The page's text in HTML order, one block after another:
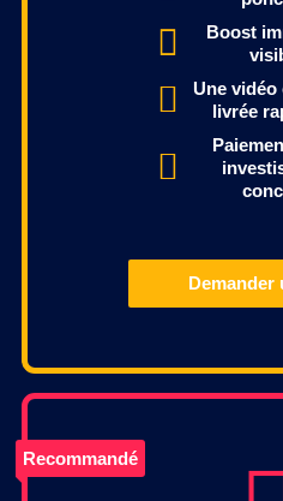
Boost
Une vidéo
livrée
Demander
Recommandé